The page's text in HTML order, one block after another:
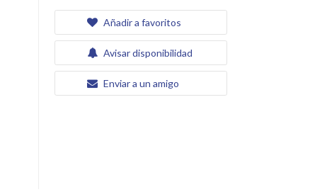
Añadir a favoritos
Avisar disponibilidad
Enviar a un amigo